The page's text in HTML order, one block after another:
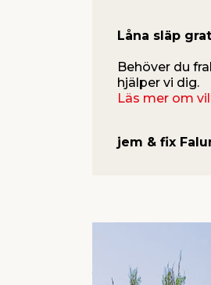
Låna släp
Behöver du
hjälper vi dig.
Läs mer om
jem & fix